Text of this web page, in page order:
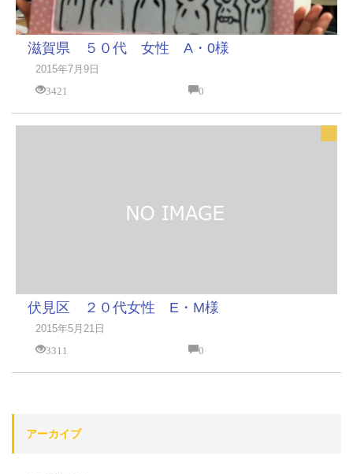
滋賀県 ５０代 女性 A・0様
2015年7月9日
3421
0
伏見区 ２０代女性 E・M様
2015年5月21日
3311
0
アーカイブ